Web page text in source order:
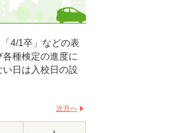
4/1卒」などの表
種検定の進度に
日は入校日の設
次月へ